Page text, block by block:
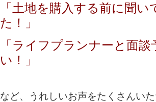
「土地を購入する前に聞い
た！」
「ライフプランナーと面談
い！」
など、うれしいお声をたくさんいた